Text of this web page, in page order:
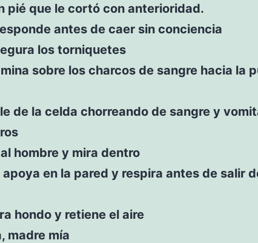
pié que le cortó con anterioridad.
antes de caer sin conciencia
los torniquetes
sobre los charcos de sangre hacia la
de la celda chorreando de sangre y
hombre y mira dentro
en la pared y respira antes de salir
hondo y retiene el aire
madre mía